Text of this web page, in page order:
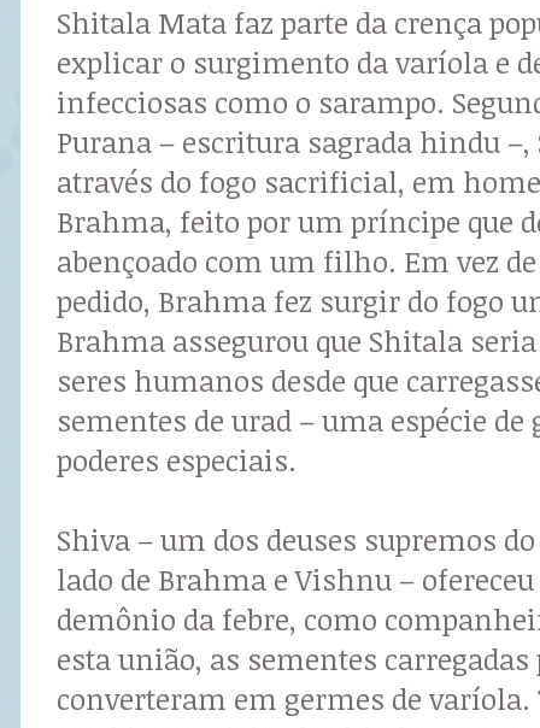
Shitala Mata faz parte da crença
explicar o surgimento da varíola e
infecciosas como o sarampo.
Purana – escritura sagrada hindu
através do fogo sacrificial, em
Brahma, feito por um príncipe que
abençoado com um filho. Em vez
pedido, Brahma fez surgir do fogo
Brahma assegurou que Shitala
seres humanos desde que
sementes de urad – uma espécie
poderes especiais.
Shiva – um dos deuses supremos
lado de Brahma e Vishnu –
demônio da febre, como
esta união, as sementes carregadas
converteram em germes de varíola.